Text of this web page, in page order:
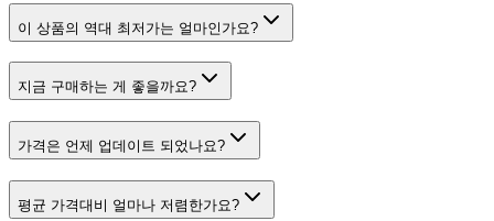
이 상품의 역대 최저가는 얼마인가요?
지금 구매하는 게 좋을까요?
가격은 언제 업데이트 되었나요?
평균 가격대비 얼마나 저렴한가요?